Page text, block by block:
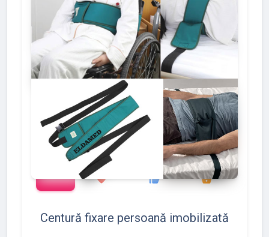
favorite thumb_up
175
shopping_basket
Centură fixare persoană imobilizată